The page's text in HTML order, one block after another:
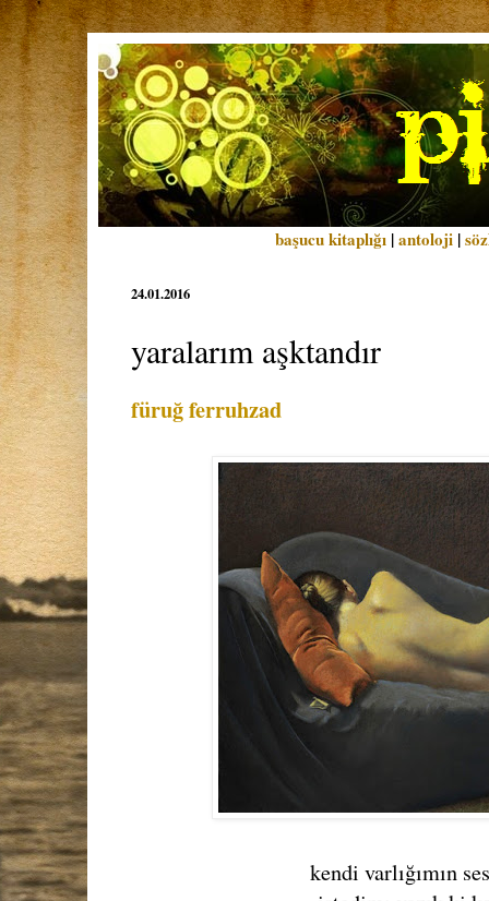
başucu kitaplığı |antoloji |
24.01.2016
yaralarım aşktandır
füruğ ferruhzad
kendi varlığımın